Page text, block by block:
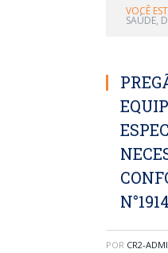
VOCÊ
SAÚDE,
POR CR2-